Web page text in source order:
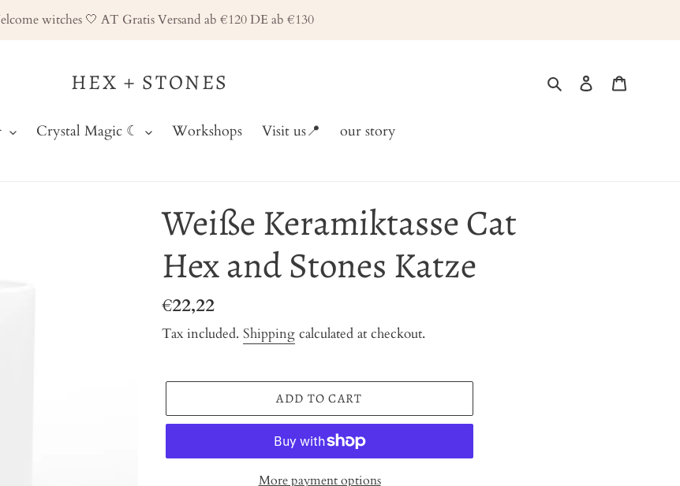
witches 🤍 AT Gratis Versand ab €120 DE ab €130
HEX + STONES Search Log in
Crystal Magic ☾ Workshops Visit us📍 our story
Weiße Keramiktasse Cat
Hex and Stones Katze
Regular
price
€22,22
Tax included. Shipping calculated at checkout.
ADD TO CART
More payment options